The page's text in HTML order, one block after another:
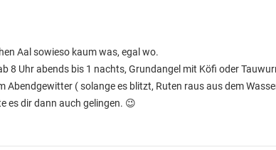
Aal sowieso kaum was, egal wo.
8 Uhr abends bis 1 nachts, Grundangel mit Köfi oder
Abendgewitter ( solange es blitzt, Ruten raus aus dem
es dir dann auch gelingen. 😉